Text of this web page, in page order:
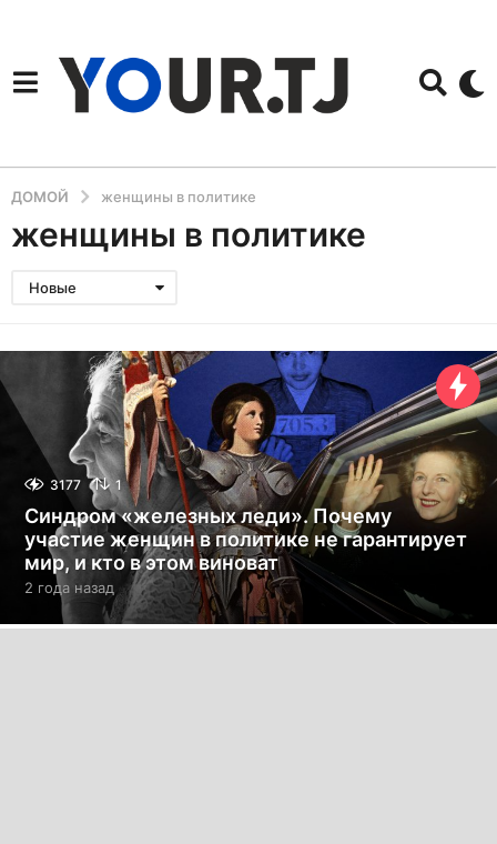
ДОМОЙ женщины в политике
женщины в политике
Новые
3177 1
Синдром «железных леди». Почему
участие женщин в политике не гарантирует
мир, и кто в этом виноват
2 года назад 2
г
о